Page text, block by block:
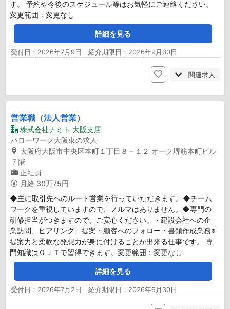
す。 予約や今後のスケジュール等はお気軽にご連絡ください。
変更範囲：変更なし
詳細を見る
受付日：2026年7月9日 紹介期限日：2026年9月30日
関連求人
営業職（法人営業）
株式会社ナミト 大阪支店
ハローワーク大阪東の求人
大阪府大阪市中央区本町１丁目８－１２ オーク堺筋本町ビル
７階
正社員
月給 30万75円
◆主に取引先へのルート営業を行っていただきます。◆チーム
ワークを重視していますので、ノルマはありません。◆専門の
研修担当がつきますので、ご安心ください。・建設会社への企
業訪問、ヒアリング、提案・顧客へのフォロー・書類作成業務※
提案力と柔軟な発想力が身に付けることが出来る仕事です。 専
門知識はＯＪＴで習得できます。変更範囲：変更なし
詳細を見る
受付日：2026年7月2日 紹介期限日：2026年9月30日